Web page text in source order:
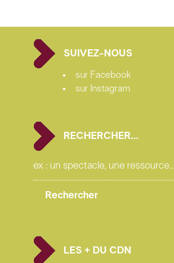
Sète, Scène nationale archipel de
d’artistes en danses urbaines,
Villette – 2017
avec le soutien de la DRAC
Playground, la Tour du Pin
nationale archipel de Thau.
photos © Tony Noë
SUIVEZ-NOUS
sur Facebook
sur Instagram
RECHERCHER…
LES + DU CDN